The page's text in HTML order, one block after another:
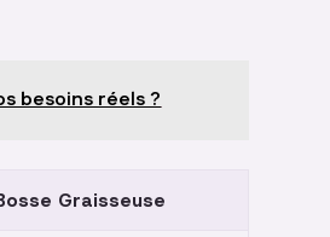
besoins réels ?
Graisseuse